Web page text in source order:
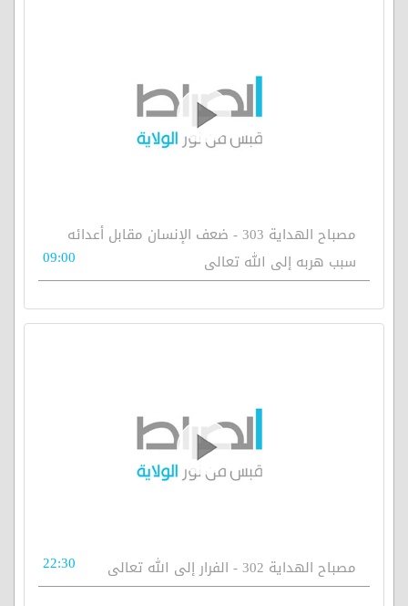
مصباح الهداية 303 - ضعف الإنسان مقابل أعدائه
سبب هربه إلى الله تعالى
09:00
مصباح الهداية 302 - الفرار إلى الله تعالى 22:30